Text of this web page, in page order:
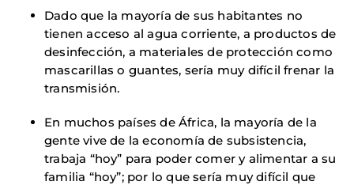
Dado que la mayoría de sus habitantes no
tienen acceso al agua corriente, a productos de
desinfección, a materiales de protección como
mascarillas o guantes, sería muy difícil frenar la
transmisión.
En muchos países de África, la mayoría de la
gente vive de la economía de subsistencia,
trabaja “hoy” para poder comer y alimentar a su
familia “hoy”; por lo que sería muy difícil que